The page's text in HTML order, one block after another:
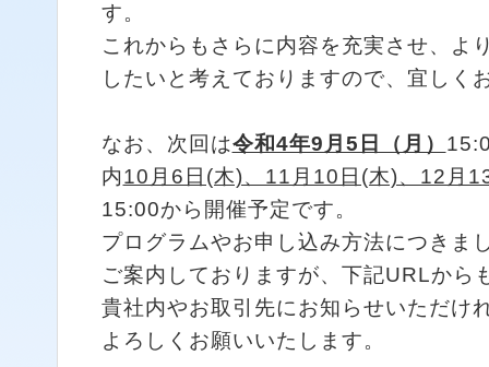
す。
これからもさらに内容を充実させ、よ
したいと考えておりますので、宜しく
なお、次回は令和4年9月5日（月）
内10月6日(木)、11月10日(木)、12月
15:00から開催予定です。
プログラムやお申し込み方法につきま
ご案内しておりますが、下記URLから
貴社内やお取引先にお知らせいただけ
よろしくお願いいたします。